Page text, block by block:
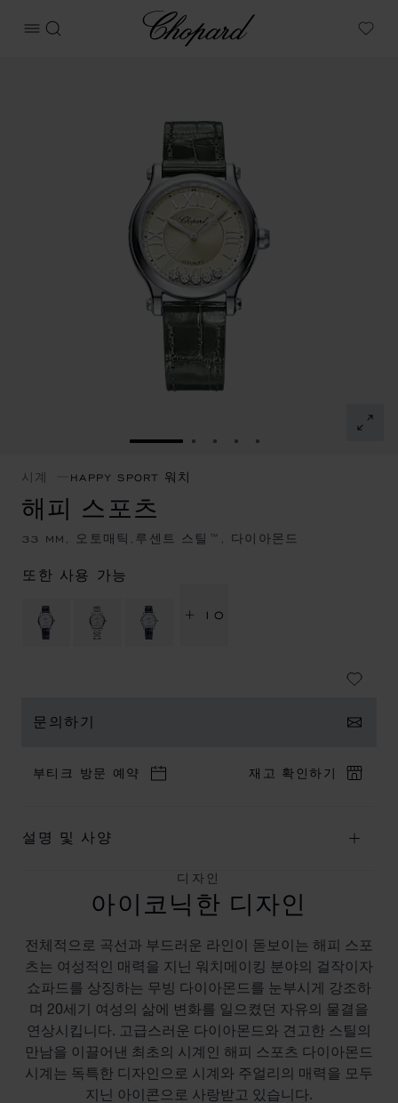
메뉴 열기
검색
Chopard
My
슬라이드로 이동 1
슬라이드로 이동 2
슬라이드로 이동 3
슬라이드로 이동 4
슬라이드로 이동 5
시계 HAPPY SPORT 워치
해피 스포츠
33 MM, 오토매틱,루센트 스틸™, 다이아몬드
또한 사용 가능
+ 10
문의하기
부티크 방문 예약 재고 확인하기
설명 및 사양
디자인
아이코닉한 디자인
전체적으로 곡선과 부드러운 라인이 돋보이는 해피 스포
츠는 여성적인 매력을 지닌 워치메이킹 분야의 걸작이자
쇼파드를 상징하는 무빙 다이아몬드를 눈부시게 강조하
며 20세기 여성의 삶에 변화를 일으켰던 자유의 물결을
연상시킵니다. 고급스러운 다이아몬드와 견고한 스틸의
만남을 이끌어낸 최초의 시계인 해피 스포츠 다이아몬드
시계는 독특한 디자인으로 시계와 주얼리의 매력을 모두
지닌 아이콘으로 사랑받고 있습니다.